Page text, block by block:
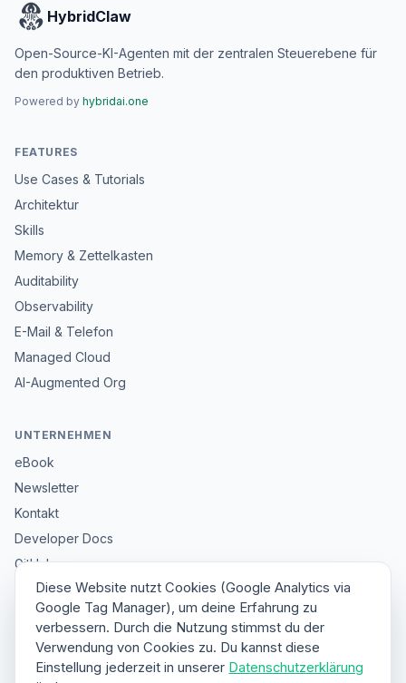
HybridClaw
Open-Source-KI-Agenten mit der zentralen Steuerebene für
den produktiven Betrieb.
Powered by hybridai.one
FEATURES
Use Cases & Tutorials
Architektur
Skills
Memory & Zettelkasten
Auditability
Observability
E-Mail & Telefon
Managed Cloud
AI-Augmented Org
UNTERNEHMEN
eBook
Newsletter
Kontakt
Developer Docs
GitHub
Impressum
Datenschutz
Sitemap
Diese Website nutzt Cookies (Google Analytics via
Google Tag Manager), um deine Erfahrung zu
verbessern. Durch die Nutzung stimmst du der
Verwendung von Cookies zu. Du kannst diese
Einstellung jederzeit in unserer Datenschutzerklärung